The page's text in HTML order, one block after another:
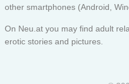
other smartphones (Android,
On Neu.at you may find adult
erotic stories and pictures.